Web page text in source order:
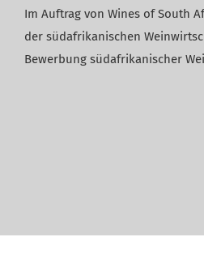
Im Auftrag von Wines of South
der südafrikanischen
Bewerbung südafrikanischer